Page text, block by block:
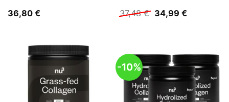
36,80 €
37,48€ Ursprünglicher
Preis
34,99 €Aktueller
-10%